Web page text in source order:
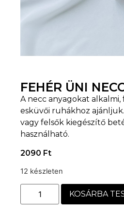
FEHÉR ÜNI
A necc anyagokat
esküvői ruhákhoz
vagy felsők kiegészítő
használható.
2090 Ft
12 készleten
KOSÁRBA